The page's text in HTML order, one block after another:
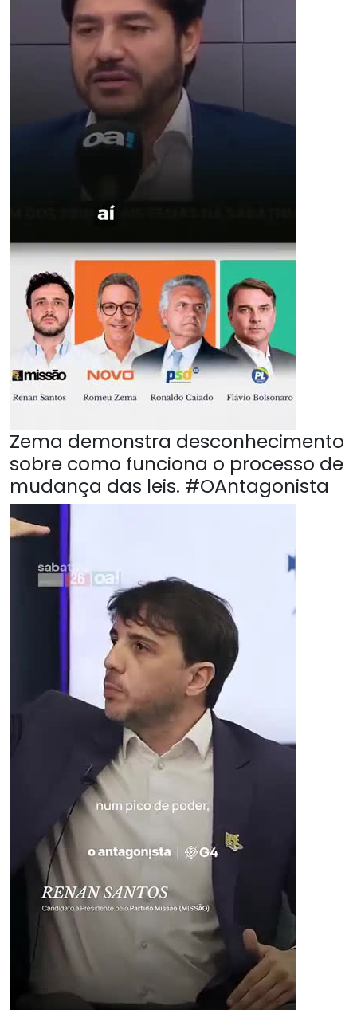
Zema demonstra desconhecimento
sobre como funciona o processo de
mudança das leis. #OAntagonista